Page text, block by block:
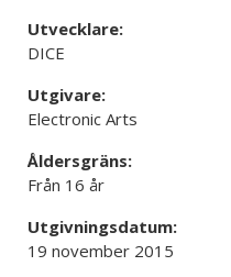
Utvecklare:
DICE
Utgivare:
Electronic Arts
Åldersgräns:
Från 16 år
Utgivningsdatum:
19 november 2015